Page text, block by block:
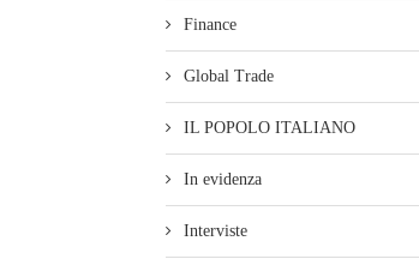
Finance
Global Trade
IL POPOLO ITALIANO
In evidenza
Interviste